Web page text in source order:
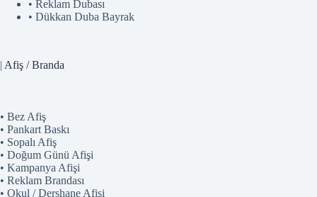
• Reklam Dubası
• Dükkan Duba Bayrak
| Afiş / Branda
• Bez Afiş
• Pankart Baskı
• Sopalı Afiş
• Doğum Günü Afişi
• Kampanya Afişi
• Reklam Brandası
• Okul / Dershane Afişi